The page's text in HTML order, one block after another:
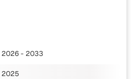
2026 - 2033
2025